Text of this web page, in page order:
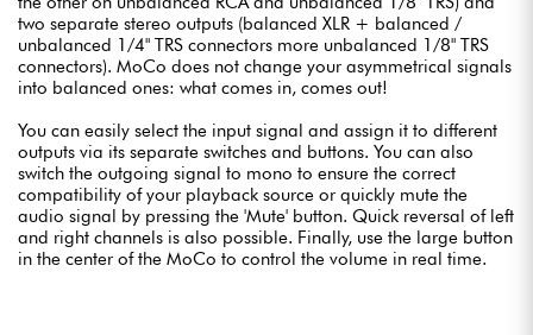
two separate stereo outputs (balanced XLR + balanced /
unbalanced 1/4" TRS connectors more unbalanced 1/8" TRS
connectors). MoCo does not change your asymmetrical signals
into balanced ones: what comes in, comes out!
You can easily select the input signal and assign it to different
outputs via its separate switches and buttons. You can also
switch the outgoing signal to mono to ensure the correct
compatibility of your playback source or quickly mute the
audio signal by pressing the 'Mute' button. Quick reversal of left
and right channels is also possible. Finally, use the large button
in the center of the MoCo to control the volume in real time.